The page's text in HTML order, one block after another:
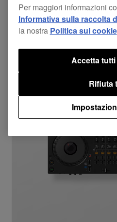
rekordbox serato djay
Per maggiori informazioni
Informativa sulla raccolta
la nostra Politica sui cookie
Rifiuta
Accetta